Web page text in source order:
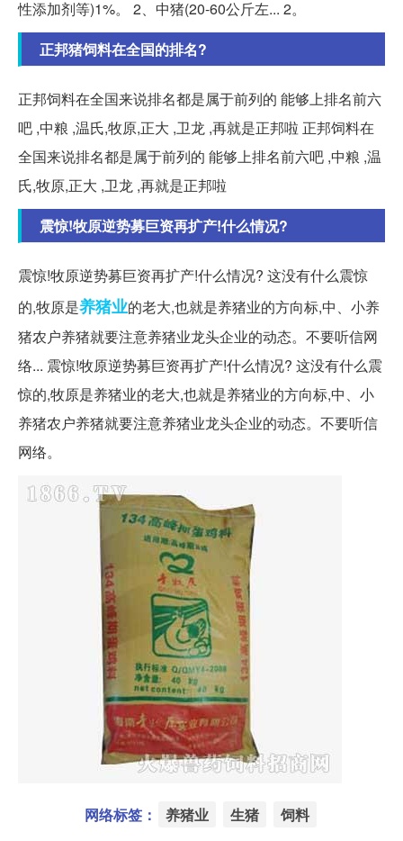
性添加剂等)1%。 2、中猪(20-60公斤左... 2。
正邦猪饲料在全国的排名?
正邦饲料在全国来说排名都是属于前列的 能够上排名前六
吧 ,中粮 ,温氏,牧原,正大 ,卫龙 ,再就是正邦啦 正邦饲料在
全国来说排名都是属于前列的 能够上排名前六吧 ,中粮 ,温
氏,牧原,正大 ,卫龙 ,再就是正邦啦
震惊!牧原逆势募巨资再扩产!什么情况?
震惊!牧原逆势募巨资再扩产!什么情况? 这没有什么震惊
的,牧原是养猪业的老大,也就是养猪业的方向标,中、小养
猪农户养猪就要注意养猪业龙头企业的动态。不要听信网
络... 震惊!牧原逆势募巨资再扩产!什么情况? 这没有什么震
惊的,牧原是养猪业的老大,也就是养猪业的方向标,中、小
养猪农户养猪就要注意养猪业龙头企业的动态。不要听信
网络。
网络标签： 养猪业 生猪 饲料